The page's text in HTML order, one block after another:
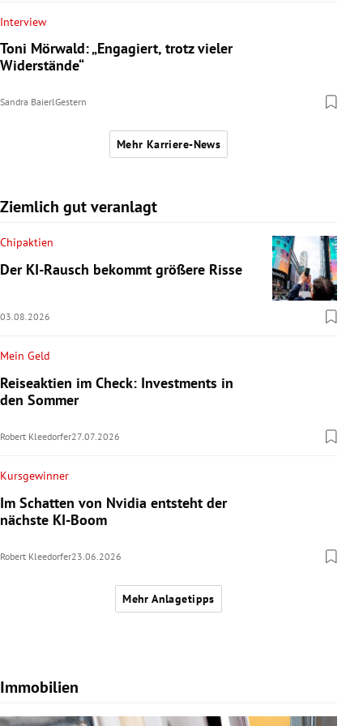
Interview
Toni Mörwald: „Engagiert, trotz vieler
Widerstände“
Sandra BaierlGestern
Mehr Karriere-News
Ziemlich gut veranlagt
Chipaktien
Der KI-Rausch bekommt größere Risse
03.08.2026
Mein Geld
Reiseaktien im Check: Investments in
den Sommer
Robert Kleedorfer27.07.2026
Kursgewinner
Im Schatten von Nvidia entsteht der
nächste KI-Boom
Robert Kleedorfer23.06.2026
Mehr Anlagetipps
Immobilien
Slide 1 von 7